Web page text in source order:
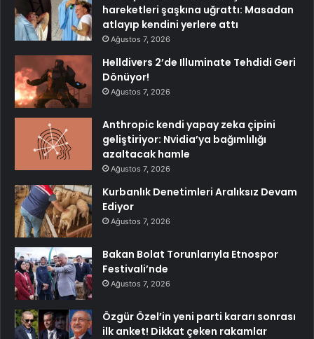
hareketleri şaşkına uğrattı: Masadan
atlayıp kendini yerlere attı
Ağustos 7, 2026
Helldivers 2’de Illuminate Tehdidi Geri
Dönüyor!
Ağustos 7, 2026
Anthropic kendi yapay zeka çipini
geliştiriyor: Nvidia’ya bağımlılığı
azaltacak hamle
Ağustos 7, 2026
Kurbanlık Denetimleri Aralıksız Devam
Ediyor
Ağustos 7, 2026
Bakan Bolat Torunlarıyla Etnospor
Festivali’nde
Ağustos 7, 2026
Özgür Özel’in yeni parti kararı sonrası
ilk anket! Dikkat çeken rakamlar